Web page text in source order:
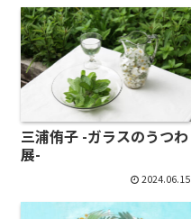
三浦侑子 -ガラスのうつわ
展-
2024.06.15